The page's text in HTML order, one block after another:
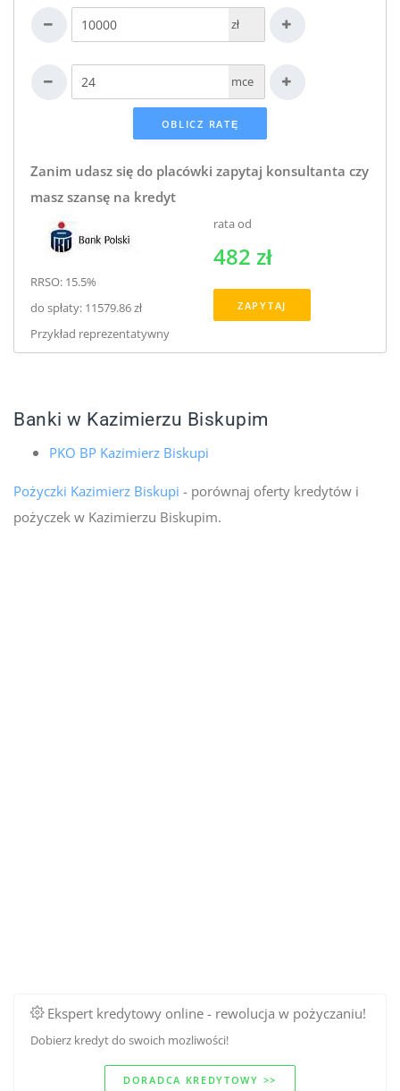
zł
mce
Zanim udasz się do placówki zapytaj konsultanta czy
masz szansę na kredyt
RRSO: 15.5%
do spłaty: 11579.86 zł
Przykład reprezentatywny
rata od
482 zł
ZAPYTAJ
Banki w Kazimierzu Biskupim
PKO BP Kazimierz Biskupi
Pożyczki Kazimierz Biskupi - porównaj oferty kredytów i
pożyczek w Kazimierzu Biskupim.
Ekspert kredytowy online - rewolucja w pożyczaniu!
Dobierz kredyt do swoich mozliwości!
DORADCA KREDYTOWY >>